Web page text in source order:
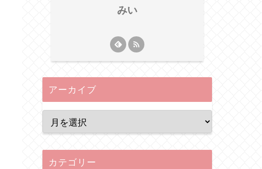
みい
アーカイブ
カテゴリー